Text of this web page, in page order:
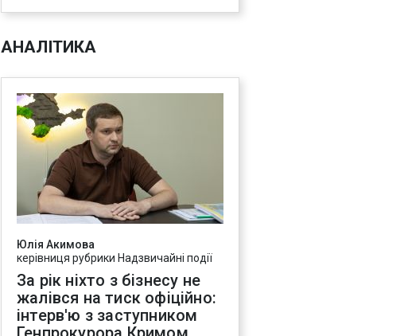
АНАЛІТИКА
Юлія Акимова
керівниця рубрики Надзвичайні події
За рік ніхто з бізнесу не
жалівся на тиск офіційно:
інтерв'ю з заступником